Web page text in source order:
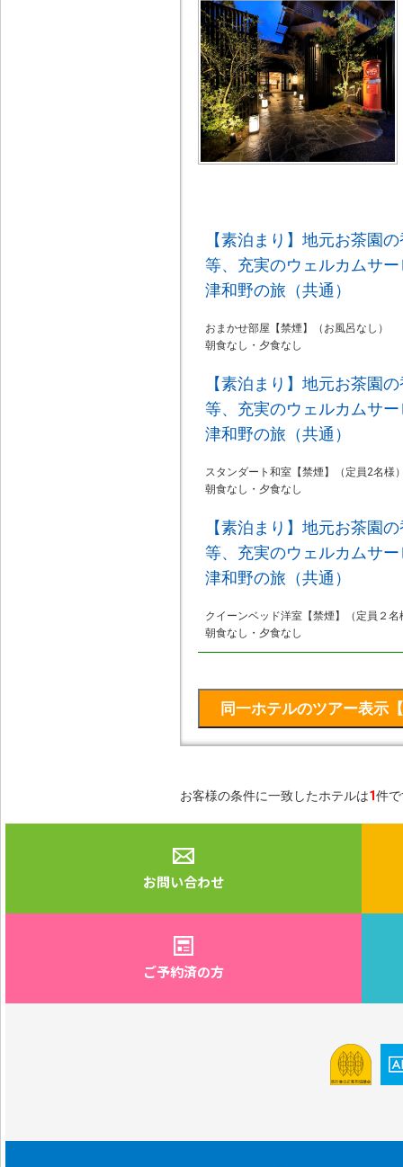
【素泊まり】地元お茶園
等、充実のウェルカムサ
津和野の旅（共通）
おまかせ部屋【禁煙】（お風呂なし）
朝食なし・夕食なし
【素泊まり】地元お茶園
等、充実のウェルカムサ
津和野の旅（共通）
スタンダート和室【禁煙】（定員2名様
朝食なし・夕食なし
【素泊まり】地元お茶園
等、充実のウェルカムサ
津和野の旅（共通）
クイーンベッド洋室【禁煙】（定員２名
朝食なし・夕食なし
お客様の条件に一致したホテルは1件
お問い合わせ
ご予約済の方